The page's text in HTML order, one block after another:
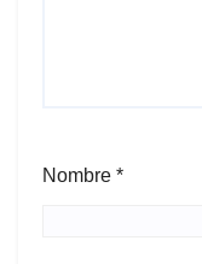
Nombre *